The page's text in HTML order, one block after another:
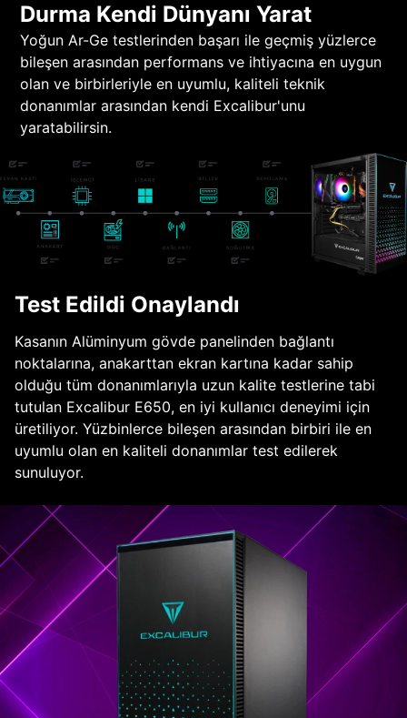
Durma Kendi Dünyanı Yarat
Yoğun Ar-Ge testlerinden başarı ile geçmiş yüzlerce
bileşen arasından performans ve ihtiyacına en uygun
olan ve birbirleriyle en uyumlu, kaliteli teknik
donanımlar arasından kendi Excalibur'unu
yaratabilirsin.
Test Edildi Onaylandı
Kasanın Alüminyum gövde panelinden bağlantı
noktalarına, anakarttan ekran kartına kadar sahip
olduğu tüm donanımlarıyla uzun kalite testlerine tabi
tutulan Excalibur E650, en iyi kullanıcı deneyimi için
üretiliyor. Yüzbinlerce bileşen arasından birbiri ile en
uyumlu olan en kaliteli donanımlar test edilerek
sunuluyor.